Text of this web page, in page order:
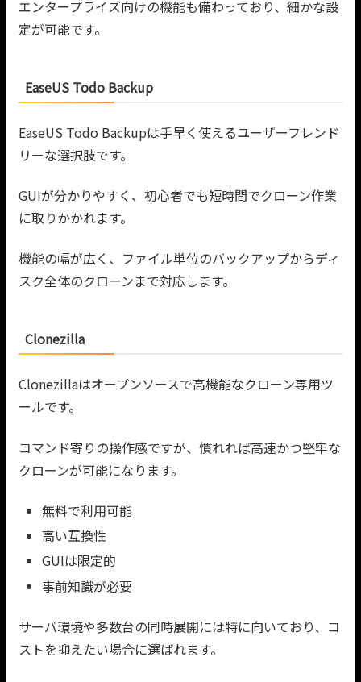
エンタープライズ向けの機能も備わっており、細かな設
定が可能です。
EaseUS Todo Backup
EaseUS Todo Backupは手早く使えるユーザーフレンド
リーな選択肢です。
GUIが分かりやすく、初心者でも短時間でクローン作業
に取りかかれます。
機能の幅が広く、ファイル単位のバックアップからディ
スク全体のクローンまで対応します。
Clonezilla
Clonezillaはオープンソースで高機能なクローン専用ツ
ールです。
コマンド寄りの操作感ですが、慣れれば高速かつ堅牢な
クローンが可能になります。
無料で利用可能
高い互換性
GUIは限定的
事前知識が必要
サーバ環境や多数台の同時展開には特に向いており、コ
ストを抑えたい場合に選ばれます。